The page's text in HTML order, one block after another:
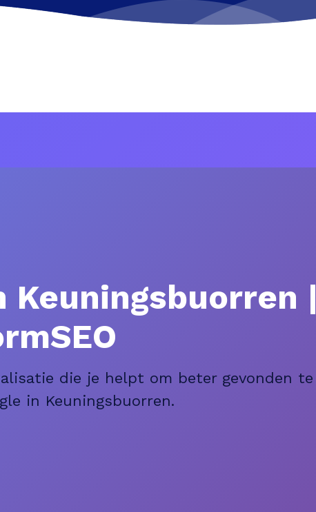
Keuningsbuorren |
die je helpt om beter gevonden te
in Keuningsbuorren.